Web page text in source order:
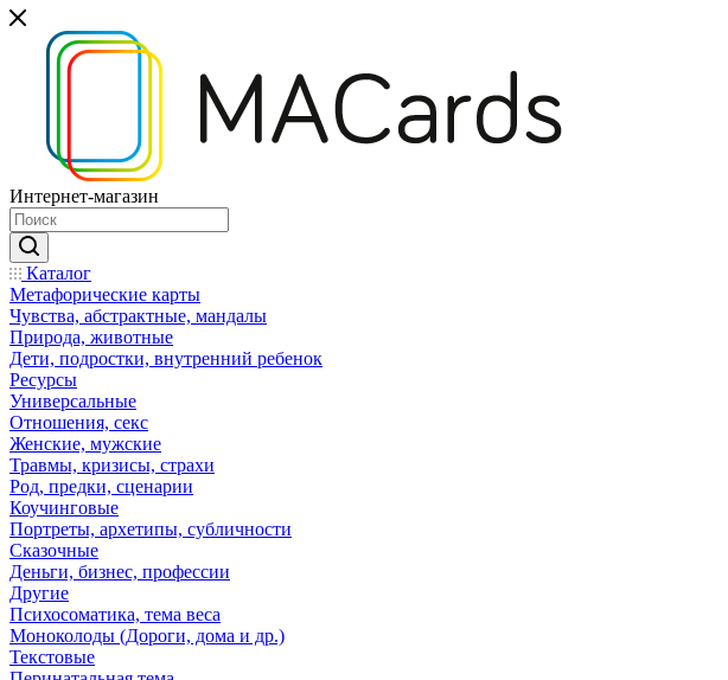
Интернет-магазин
Каталог
Mетафорические карты
Чувства, абстрактные, мандалы
Природа, животные
Дети, подростки, внутренний ребенок
Ресурсы
Универсальные
Отношения, секс
Женские, мужские
Травмы, кризисы, страхи
Род, предки, сценарии
Коучинговые
Портреты, архетипы, субличности
Сказочные
Деньги, бизнес, профессии
Другие
Психосоматика, тема веса
Моноколоды (Дороги, дома и др.)
Текстовые